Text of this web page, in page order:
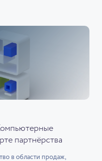
партнёрства
в области продаж,